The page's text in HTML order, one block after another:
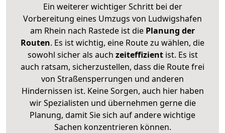
Ein weiterer wichtiger Schritt bei der
Vorbereitung eines Umzugs von Ludwigshafen
am Rhein nach Rastede ist die Planung der
Routen. Es ist wichtig, eine Route zu wählen, die
sowohl sicher als auch zeiteffizientist. Es ist
auch ratsam, sicherzustellen, dass die Route frei
von Straßensperrungen und anderen
Hindernissen ist. Keine Sorgen, auch hier haben
wir Spezialisten und übernehmen gerne die
Planung, damit Sie sich auf andere wichtige
Sachen konzentrieren können.